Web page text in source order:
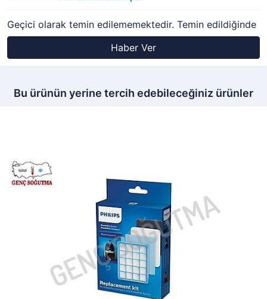
Geçici olarak temin edilememektedir. Temin edildiğinde
Haber Ver
Bu ürünün yerine tercih edebileceğiniz ürünler